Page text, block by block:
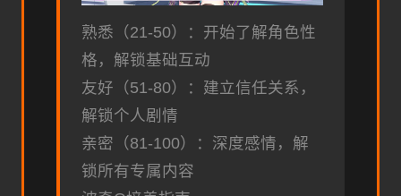
熟悉（21-50）：开始了解角色性
格，解锁基础互动
友好（51-80）：建立信任关系，
解锁个人剧情
亲密（81-100）：深度感情，解
锁所有专属内容